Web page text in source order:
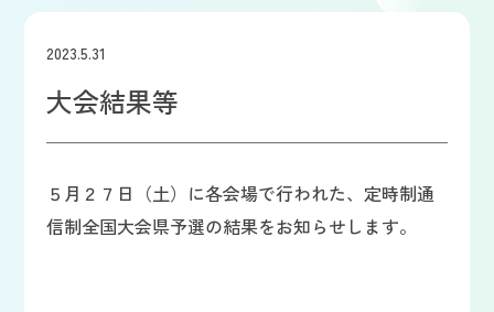
2023.5.31
大会結果等
５月２７日（土）に各会場で行われた、定時制通
信制全国大会県予選の結果をお知らせします。